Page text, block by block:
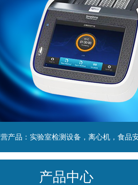
产品中心